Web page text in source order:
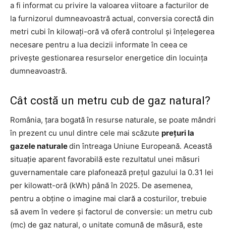
a fi informat cu privire la valoarea viitoare a facturilor de
la furnizorul dumneavoastră actual, conversia corectă din
metri cubi în kilowați-oră vă oferă controlul și înțelegerea
necesare pentru a lua decizii informate în ceea ce
privește gestionarea resurselor energetice din locuința
dumneavoastră.
Cât costă un metru cub de gaz natural?
România, țara bogată în resurse naturale, se poate mândri
în prezent cu unul dintre cele mai scăzute prețuri la
gazele naturaledin întreaga Uniune Europeană. Această
situație aparent favorabilă este rezultatul unei măsuri
guvernamentale care plafonează prețul gazului la 0.31 lei
per kilowatt-oră (kWh) până în 2025. De asemenea,
pentru a obține o imagine mai clară a costurilor, trebuie
să avem în vedere și factorul de conversie: un metru cub
(mc) de gaz natural, o unitate comună de măsură, este